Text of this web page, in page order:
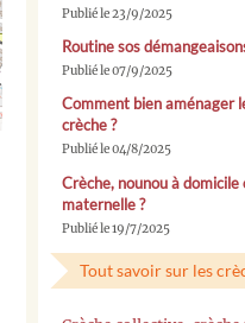
Publié le 23/9/2025
Routine sos
Publié le 07/9/2025
Comment bien aménager
crèche ?
Publié le 04/8/2025
Crèche, nounou à
maternelle ?
Publié le 19/7/2025
Tout savoir sur les